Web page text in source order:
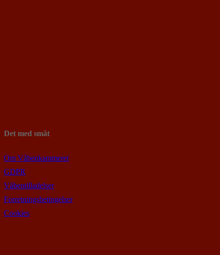
Det med småt
Om Våbenkammeret
GDPR
Våbentilladelser
Forretningsbetingelser
Cookies